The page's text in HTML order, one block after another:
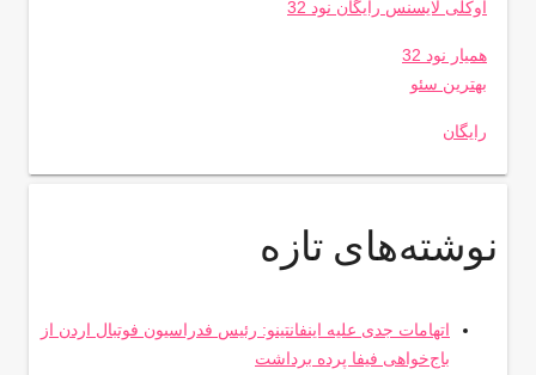
اوکلی لایسنس رایگان نود 32
همیار نود 32
بهترین سئو
رایگان
نوشته‌های تازه
اتهامات جدی علیه اینفانتینو: رئیس فدراسیون فوتبال اردن از
باج‌خواهی فیفا پرده برداشت